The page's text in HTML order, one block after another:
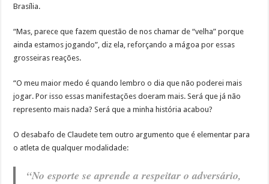
Brasília.
“Mas, parece que fazem questão de nos chamar de “velha” porque
ainda estamos jogando”, diz ela, reforçando a mágoa por essas
grosseiras reações.
“O meu maior medo é quando lembro o dia que não poderei mais
jogar. Por isso essas manifestações doeram mais. Será que já não
represento mais nada? Será que a minha história acabou?
O desabafo de Claudete tem outro argumento que é elementar para
o atleta de qualquer modalidade:
“No esporte se aprende a respeitar o adversário,